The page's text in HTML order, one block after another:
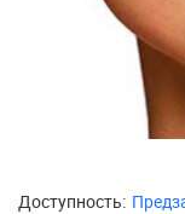
Доступность: